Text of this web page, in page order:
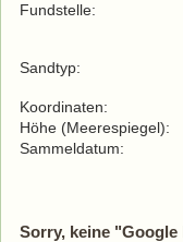
Fundstelle:
Sandtyp:
Koordinaten:
Höhe (Meerespiegel):
Sammeldatum:
Sorry, keine